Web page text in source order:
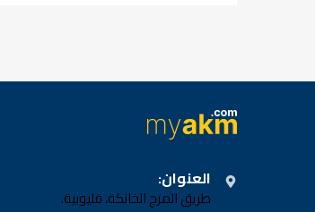
العنوان:
طريق المرج الخانكة، قليوبية.